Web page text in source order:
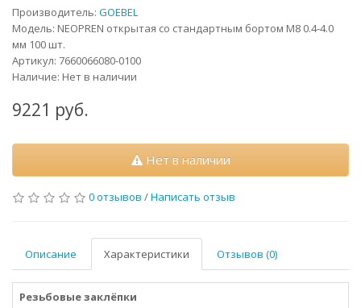
Производитель: GOEBEL
Модель: NEOPREN открытая со стандартным бортом М8 0.4-4.0
мм 100 шт.
Артикул: 7660066080-0100
Наличие: Нет в наличии
9221 руб.
Нет в наличии
0 отзывов /Написать отзыв
Описание Характеристики Отзывов (0)
Резьбовые заклёпки